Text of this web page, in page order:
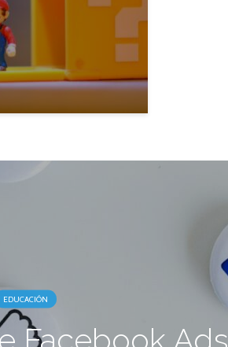
EDUCACIÓN
Facebook Ads